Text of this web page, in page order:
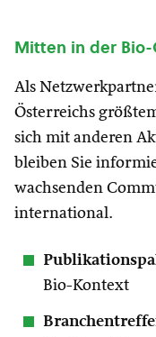
Mitten in der
Als
Österreichs
sich mit anderen
bleiben Sie
wachsenden
international.
Bio-Kontext